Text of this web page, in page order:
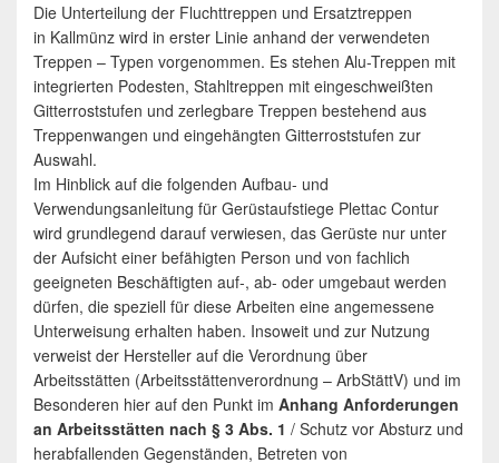
Die Unterteilung der Fluchttreppen und Ersatztreppen
in Kallmünz wird in erster Linie anhand der verwendeten
Treppen – Typen vorgenommen. Es stehen Alu-Treppen mit
integrierten Podesten, Stahltreppen mit eingeschweißten
Gitterroststufen und zerlegbare Treppen bestehend aus
Treppenwangen und eingehängten Gitterroststufen zur
Auswahl.
Im Hinblick auf die folgenden Aufbau- und
Verwendungsanleitung für Gerüstaufstiege Plettac Contur
wird grundlegend darauf verwiesen, das Gerüste nur unter
der Aufsicht einer befähigten Person und von fachlich
geeigneten Beschäftigten auf-, ab- oder umgebaut werden
dürfen, die speziell für diese Arbeiten eine angemessene
Unterweisung erhalten haben. Insoweit und zur Nutzung
verweist der Hersteller auf die Verordnung über
Arbeitsstätten (Arbeitsstättenverordnung – ArbStättV) und im
Besonderen hier auf den Punkt im Anhang Anforderungen
an Arbeitsstätten nach § 3 Abs. 1 / Schutz vor Absturz und
herabfallenden Gegenständen, Betreten von